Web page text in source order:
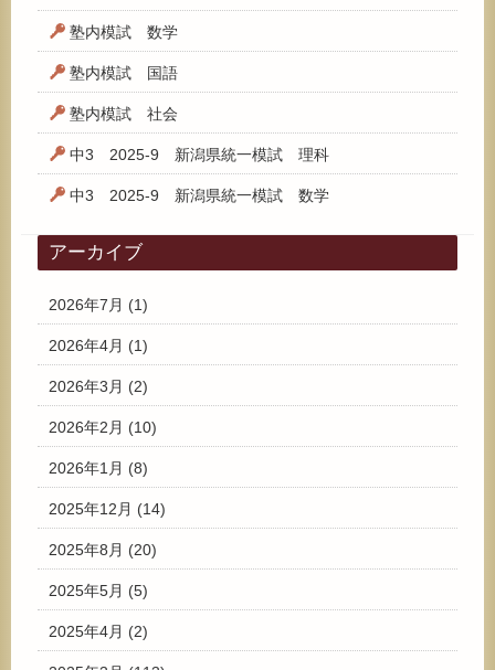
塾内模試 数学
塾内模試 国語
塾内模試 社会
中3 2025-9 新潟県統一模試 理科
中3 2025-9 新潟県統一模試 数学
アーカイブ
2026年7月 (1)
2026年4月 (1)
2026年3月 (2)
2026年2月 (10)
2026年1月 (8)
2025年12月 (14)
2025年8月 (20)
2025年5月 (5)
2025年4月 (2)